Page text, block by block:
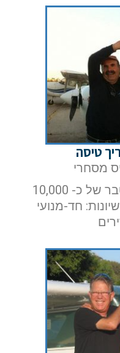
טיסה
מסחרי
ניסיון תעופתי: ניסיון מצטבר של כ- 10,000
חד-מנועילפה,
על כל שאלה
שלכם בעולם התעופה.
אליכם.